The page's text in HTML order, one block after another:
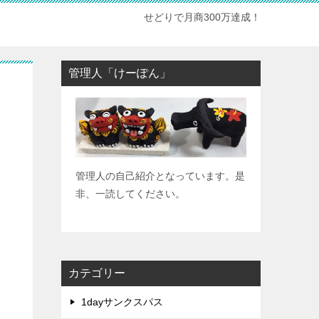
せどりで月商300万達成！
管理人「けーぽん」
管理人の自己紹介となっています。是
非、一読してください。
カテゴリー
1dayサンクスパス